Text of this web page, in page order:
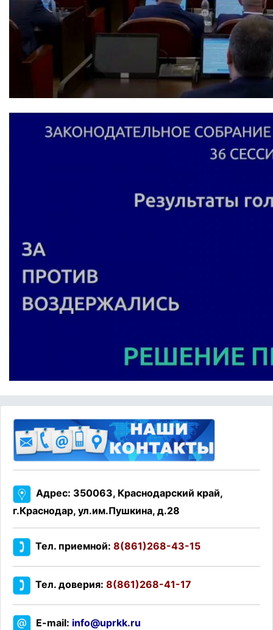
Адрес: 350063, Краснодарский край,
г.Краснодар, ул.им.Пушкина, д.28
Тел. приемной: 8(861)268-43-15
Тел. доверия: 8(861)268-41-17
E-mail: info@uprkk.ru